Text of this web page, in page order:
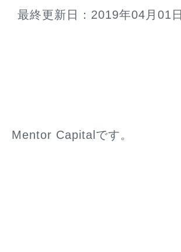
最終更新日：2019年04月01日
Mentor Capitalです。